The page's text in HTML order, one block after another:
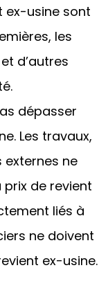
ex-usine sont
les
d’autres
dépasser
Les travaux,
externes ne
prix de revient
liés à
ne doivent
ex-usine.